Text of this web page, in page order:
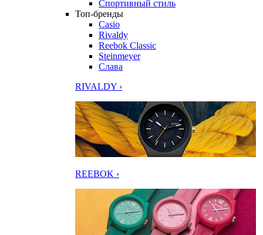
Спортивный стиль
Топ-бренды
Casio
Rivaldy
Reebok Classic
Steinmeyer
Слава
RIVALDY ›
REEBOK ›